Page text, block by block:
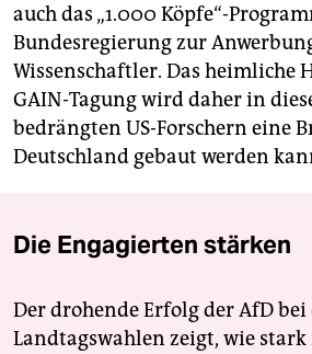
auch das „1.000 Köpfe“-
Bundesregierung zur
Wissenschaftler. Das heimliche
GAIN-Tagung wird daher in
bedrängten US-Forschern eine
Deutschland gebaut werden
Die Engagierten stärken
Der drohende Erfolg der AfD
Landtagswahlen zeigt, wie